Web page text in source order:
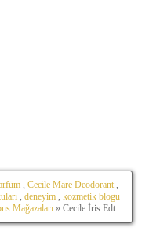
Cecile Mare Deodorant
deneyim
kozmetik blogu
Mağazaları » Cecile İris Edt